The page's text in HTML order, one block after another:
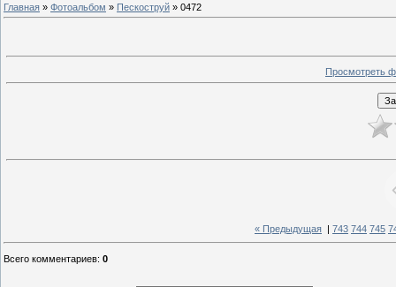
Главная » Фотоальбом » Пескоструй » 0472
Просмотреть
« Предыдущая 743 744 745
Всего комментариев: 0